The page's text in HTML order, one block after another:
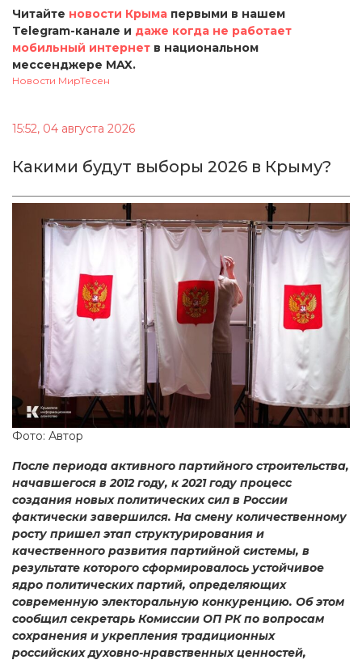
Читайте новости Крыма первыми в нашем
Telegram-канале и даже когда не работает
мобильный интернет в национальном
мессенджере MAX.
Новости МирТесен
15:52, 04 августа 2026
Какими будут выборы 2026 в Крыму?
Фото: Автор
После периода активного партийного строительства,
начавшегося в 2012 году, к 2021 году процесс
создания новых политических сил в России
фактически завершился. На смену количественному
росту пришел этап структурирования и
качественного развития партийной системы, в
результате которого сформировалось устойчивое
ядро политических партий, определяющих
современную электоральную конкуренцию. Об этом
сообщил секретарь Комиссии ОП РК по вопросам
сохранения и укрепления традиционных
российских духовно-нравственных ценностей,